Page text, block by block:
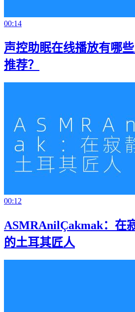
00:14
声控助眠在线播放有哪
推荐？
00:12
ASMRAnilÇakmak：在
的土耳其匠人